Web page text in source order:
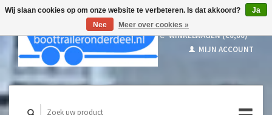
WINKELWAGEN (€0,00)
MIJN ACCOUNT
Wij slaan cookies op om onze website te verbeteren. Is dat akkoord?
Ja
Nee
Meer over cookies »